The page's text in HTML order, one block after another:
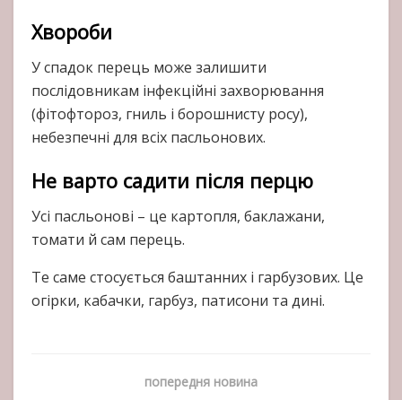
Хвороби
У спадок перець може залишити
послідовникам інфекційні захворювання
(фітофтороз, гниль і борошнисту росу),
небезпечні для всіх пасльонових.
Не варто садити після перцю
Усі пасльонові – це картопля, баклажани,
томати й сам перець.
Те саме стосується баштанних і гарбузових. Це
огірки, кабачки, гарбуз, патисони та дині.
попередня новина